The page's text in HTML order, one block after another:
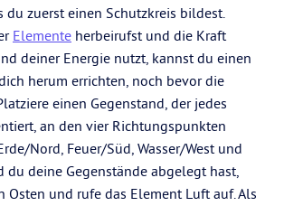
du zuerst einen Schutzkreis bildest.
Elemente herbeirufst und die Kraft
deiner Energie nutzt, kannst du einen
herum errichten, noch bevor die
einen Gegenstand, der jedes
an den vier Richtungspunkten
Nord, Feuer/Süd, Wasser/West und
du deine Gegenstände abgelegt hast,
Osten und rufe das Element Luft auf. Als